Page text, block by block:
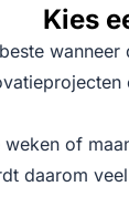
Kies
of
daarom